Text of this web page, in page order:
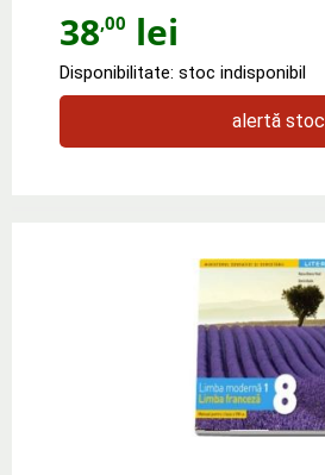
38,00 lei
Disponibilitate: stoc indisponibil
alertă stoc